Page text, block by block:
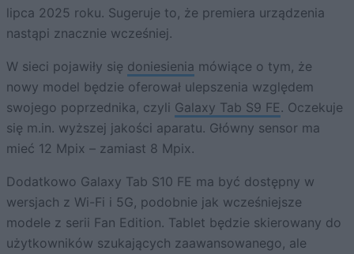
lipca 2025 roku. Sugeruje to, że premiera urządzenia
nastąpi znacznie wcześniej.
W sieci pojawiły się doniesienia mówiące o tym, że
nowy model będzie oferował ulepszenia względem
swojego poprzednika, czyli Galaxy Tab S9 FE. Oczekuje
się m.in. wyższej jakości aparatu. Główny sensor ma
mieć 12 Mpix – zamiast 8 Mpix.
Dodatkowo Galaxy Tab S10 FE ma być dostępny w
wersjach z Wi-Fi i 5G, podobnie jak wcześniejsze
modele z serii Fan Edition. Tablet będzie skierowany do
użytkowników szukających zaawansowanego, ale